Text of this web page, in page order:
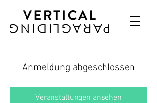
Anmeldung abgeschlossen
Veranstaltungen ansehen